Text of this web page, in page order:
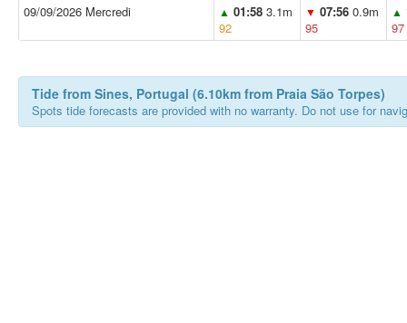
09/09/2026 Mercredi
▲ 01:58 3.1m
92
▼ 07:56 0.9m
95
▲
97
Tide from Sines, Portugal (6.10km from Praia São Torpes)
Spots tide forecasts are provided with no warranty. Do not use for